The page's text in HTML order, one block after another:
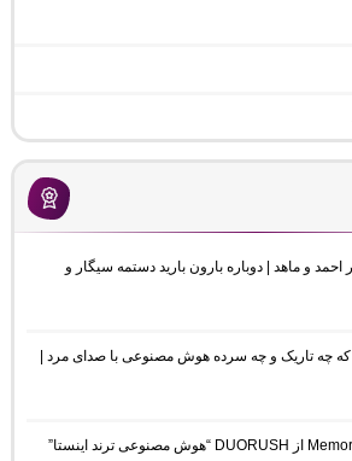
احمد و ماهد | دوباره بارون بارید دستمه سیگار و
که چه تاریک و چه سرده هوش مصنوعی با صدای مرد |